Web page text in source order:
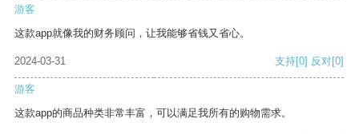
游客
这款app就像我的财务顾问，让我能够省钱又省心。
2024-03-31 支持[0] 反对[0]
游客
这款app的商品种类非常丰富，可以满足我所有的购物需求。